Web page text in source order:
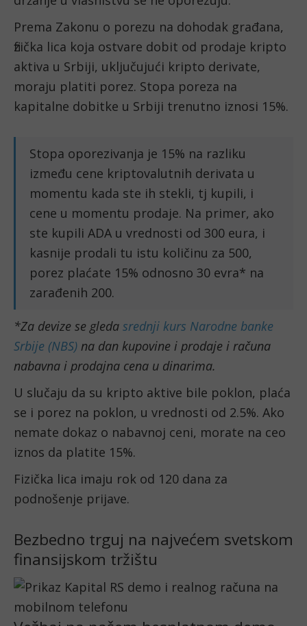
Prema Zakonu o porezu na dohodak građana,
fizička lica koja ostvare dobit od prodaje kripto
aktiva u Srbiji, uključujući kripto derivate,
moraju platiti porez. Stopa poreza na
kapitalne dobitke u Srbiji trenutno iznosi 15%.
Stopa oporezivanja je 15% na razliku
između cene kriptovalutnih derivata u
momentu kada ste ih stekli, tj kupili, i
cene u momentu prodaje. Na primer, ako
ste kupili ADA u vrednosti od 300 eura, i
kasnije prodali tu istu količinu za 500,
porez plaćate 15% odnosno 30 evra* na
zarađenih 200.
*Za devize se gleda srednji kurs Narodne banke
Srbije (NBS) na dan kupovine i prodaje i računa
nabavna i prodajna cena u dinarima.
U slučaju da su kripto aktive bile poklon, plaća
se i porez na poklon, u vrednosti od 2.5%. Ako
nemate dokaz o nabavnoj ceni, morate na ceo
iznos da platite 15%.
Fizička lica imaju rok od 120 dana za
podnošenje prijave.
Bezbedno trguj na najvećem svetskom
finansijskom tržištu